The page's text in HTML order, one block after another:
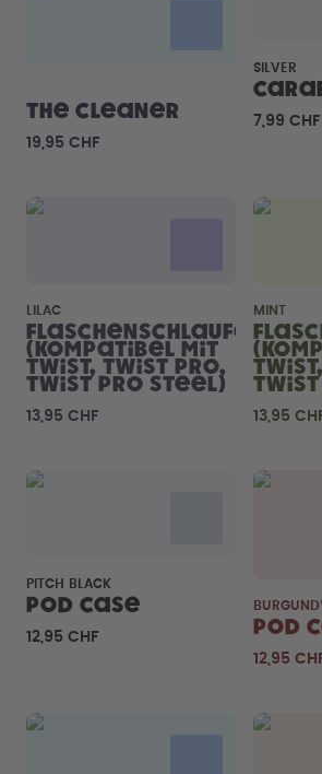
Wie funktioniert's
Hilfe & FAQ
Flaschen vergleichen
The Cleaner
19,95 CHF
SILVER
7,99 CHF
LILAC
Flaschenschlaufe
(kompatibel mit
Twist, Twist Pro,
Twist Pro Steel)
13,95 CHF
MINT
13,95
PITCH BLACK
Pod Case
12,95 CHF Pod
12,95